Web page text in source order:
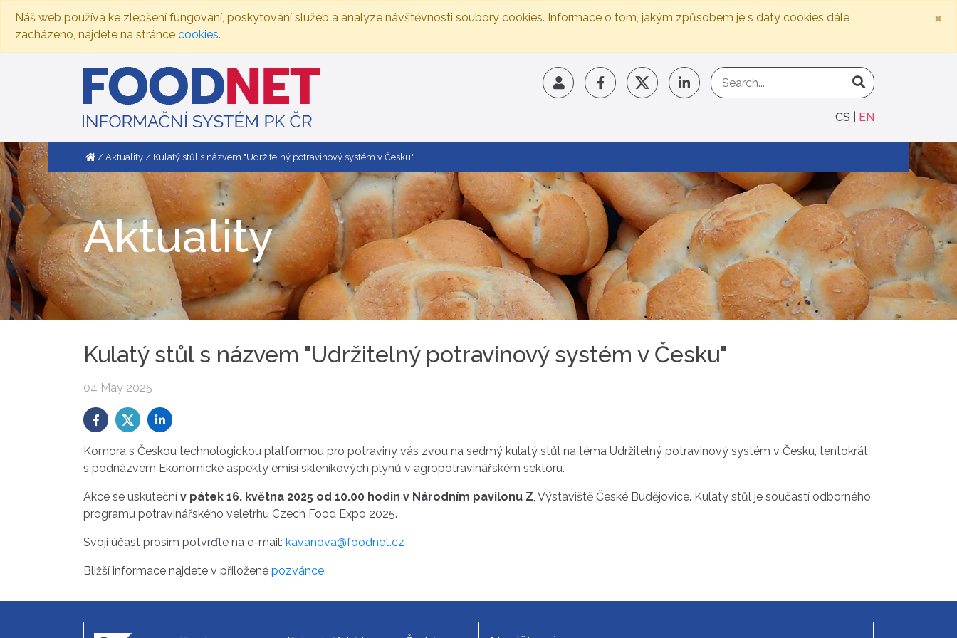
Náš web používá ke zlepšení fungování, poskytování služeb a analýze návštěvnosti soubory cookies. Informace o tom, jakým způsobem je s daty cookies dále
zacházeno, najdete na stránce cookies.
×
CS EN
Aktuality Kulatý stůl s názvem "Udržitelný potravinový systém v Česku"
Aktuality
Kulatý stůl s názvem "Udržitelný potravinový systém v Česku"
04 May 2025
Komora s Českou technologickou platformou pro potraviny vás zvou na sedmý kulatý stůl na téma Udržitelný potravinový systém v Česku, tentokrát
s podnázvem Ekonomické aspekty emisí skleníkových plynů v agropotravinářském sektoru.
Akce se uskuteční v pátek 16. května 2025 od 10.00 hodin v Národním pavilonu Z, Výstaviště České Budějovice. Kulatý stůl je součástí odborného
programu potravinářského veletrhu Czech Food Expo 2025.
Svoji účast prosím potvrďte na e-mail: kavanova@foodnet.cz
Bližší informace najdete v přiložené pozvánce.